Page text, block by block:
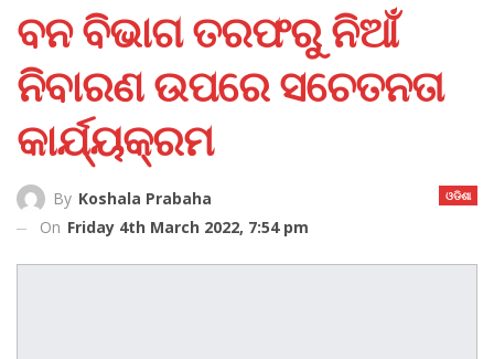
ବନ ବିଭାଗ ତରଫରୁ ନିଆଁ
ନିବାରଣ ଉପରେ ସଚେତନତା
କାର୍ଯ୍ୟକ୍ରମ
ଓଡିଶା
By Koshala Prabaha
On Friday 4th March 2022, 7:54 pm